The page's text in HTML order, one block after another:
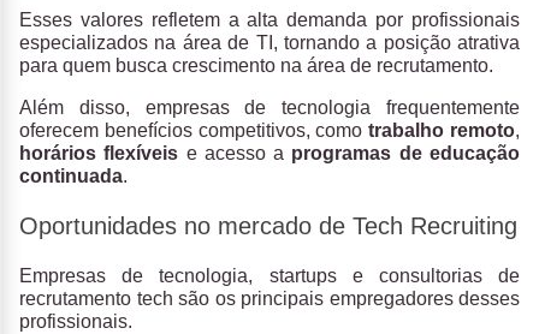
Esses valores refletem a alta demanda por profissionais
especializados na área de TI, tornando a posição atrativa
para quem busca crescimento na área de recrutamento.
Além disso, empresas de tecnologia frequentemente
oferecem benefícios competitivos, comotrabalho remoto,
horários flexíveis e acesso a programas de educação
continuada.
Oportunidades no mercado de Tech Recruiting
Empresas de tecnologia, startups e consultorias de
recrutamento tech são os principais empregadores desses
profissionais.